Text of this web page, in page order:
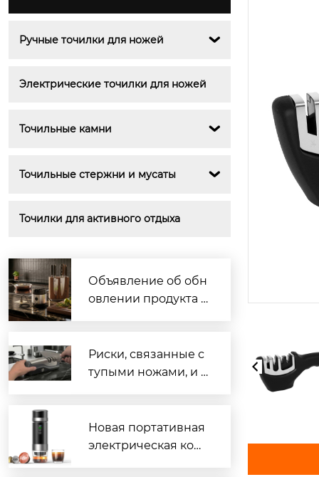
Ручные точилки для ножей 
Электрические точилки для ножей
Точильные камни 
Точильные стержни и мусаты 
Точилки для активного отдыха
Объявление об обн
овлении продукта |
офункциональная э
лектрическая точил
я точность и безопа
сность контроля угл
Риски, связанные с
тупыми ножами, и п
Новая портативная
электрическая коф